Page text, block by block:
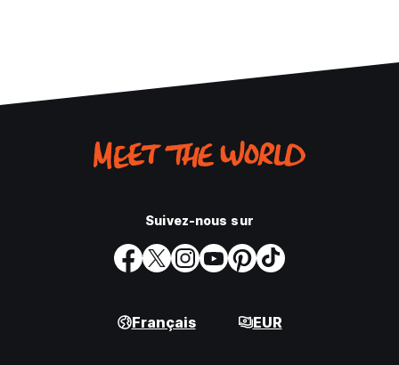
Suivez-nous sur
Français EUR